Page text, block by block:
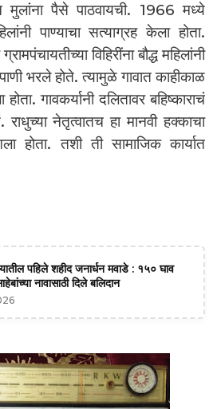
पैसे पाठवायची. 1966 मध्ये
पाण्याचा सत्याग्रह केला होता.
विहिरींना बौद्ध महिलांनी
भरले होते. त्यामुळे गावात काहीकाळ
होता. गावकर्यानी दलितावर बहिष्काराचं
नेतृत्वातच हा मानवी हक्काचा
होता. तशी ती सामाजिक कार्यात
पहिले शहीद जनार्धन मवाडे : १५० घाव
नावासाठी दिले बलिदान